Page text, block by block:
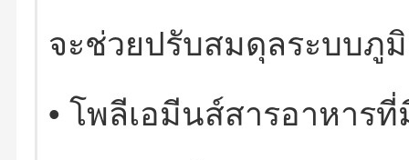
จะช่วยปรับสมดุลระบบภู
• โพลีเอมีนส์สารอาหาร